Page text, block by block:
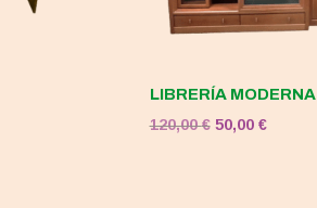
LIBRERÍA MODERNA
120,00€ El
50,00 €El